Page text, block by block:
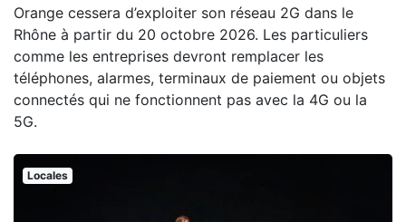
Orange cessera d’exploiter son réseau 2G dans le
Rhône à partir du 20 octobre 2026. Les particuliers
comme les entreprises devront remplacer les
téléphones, alarmes, terminaux de paiement ou objets
connectés qui ne fonctionnent pas avec la 4G ou la
5G.
Locales